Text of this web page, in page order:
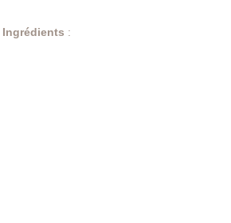
Ingrédients :